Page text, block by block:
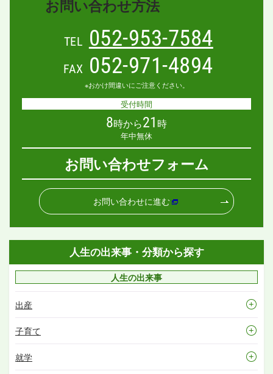
お問い合わせ方法
TEL 052-953-7584
FAX 052-971-4894
※おかけ間違いにご注意ください。
受付時間
8時から21 時
年中無休
お問い合わせフォーム
お問い合わせに進む
人生の出来事・分類から探す
人生の出来事
出産
子育て
就学